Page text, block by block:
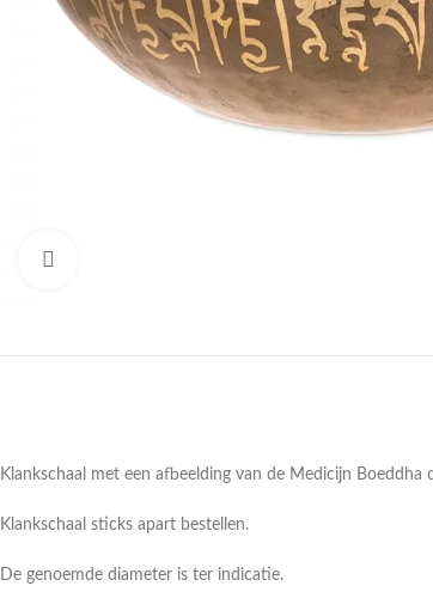
Klankschaal met een afbeelding van de Medicijn Boeddha
Klankschaal sticks apart bestellen.
De genoemde diameter is ter indicatie.